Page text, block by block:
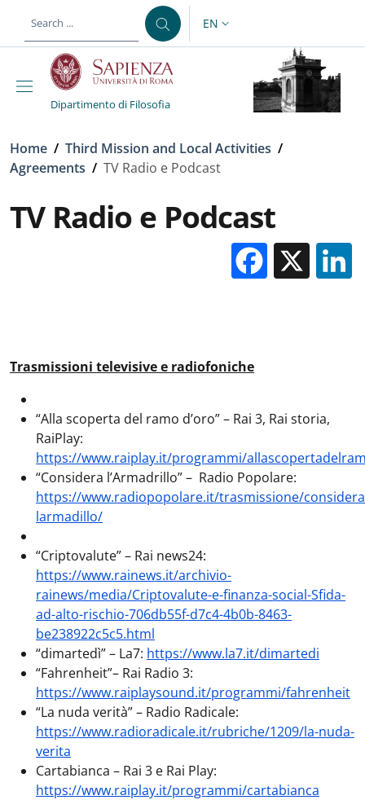
LANGUAGE SWITCHER:
EN
Dipartimento di Filosofia
Breadcrumb
Home / Third Mission and Local Activities /
Agreements / TV Radio e Podcast
TV Radio e Podcast
X
Trasmissioni televisive e radiofoniche
“Alla scoperta del ramo d’oro” – Rai 3, Rai storia,
RaiPlay:
https://www.raiplay.it/programmi/
“Considera l’Armadrillo” – Radio Popolare:
https://www.radiopopolare.it/trasmissione/
larmadillo/
“Criptovalute” – Rai news24:
https://www.rainews.it/archivio-
rainews/media/Criptovalute-e-finanza-social-Sfida-
ad-alto-rischio-706db55f-d7c4-4b0b-8463-
be238922c5c5.html
“dimartedì” – La7: https://www.la7.it/dimartedi
“Fahrenheit”– Rai Radio 3:
https://www.raiplaysound.it/programmi/fahrenheit
“La nuda verità” – Radio Radicale:
https://www.radioradicale.it/rubriche/1209/la-nuda-
verita
Cartabianca – Rai 3 e Rai Play:
https://www.raiplay.it/programmi/cartabianca